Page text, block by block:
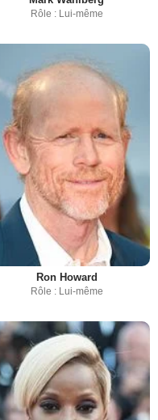
Rôle : Lui-même
Ron Howard
Rôle : Lui-même